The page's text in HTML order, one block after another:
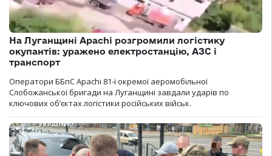
На Луганщині Apachi розгромили логістику
окупантів: уражено електростанцію, АЗС і
транспорт
Оператори ББпС Apachi 81-ї окремої аеромобільної
Слобожанської бригади на Луганщині завдали ударів по
ключових об’єктах логістики російських військ.